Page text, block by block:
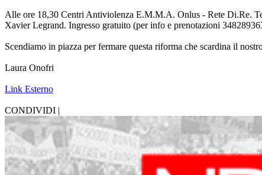
Alle ore 18,30 Centri Antiviolenza E.M.M.A. Onlus - Rete
Xavier Legrand. Ingresso gratuito (per info e prenotazioni
Scendiamo in piazza per fermare questa riforma che scardina il
Laura Onofri
Link Esterno
CONDIVIDI |